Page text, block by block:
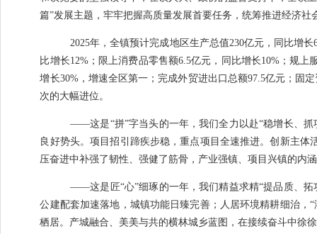
篇”发展主题，牢牢把握高质量发展首要任务，统筹推进经济
2025年，全镇预计完成地区生产总值230亿元，同比增长
比增长12%；限上消费品零售额6.5亿元，同比增长10% ；规上
增长30%，增速全区第一；完成外贸进出口总额97.5亿元；固
次的大幅进位。
——这是“拼”字当头的一年，我们全力以赴“稳增长、抓
良好势头。项目招引蹄疾步稳，重点项目全速推进。创新主
压奋进中补强了韧性、强健了筋骨，产业强镇、项目兴镇的内
——这是匠“心”细琢的一年，我们精益求精“提品质、拓
公建配套加速落地，城镇功能日臻完善；人居环境精耕细治， “
栖居。产城融合、美美与共的横林城乡蓝图，在接续奋斗中徐